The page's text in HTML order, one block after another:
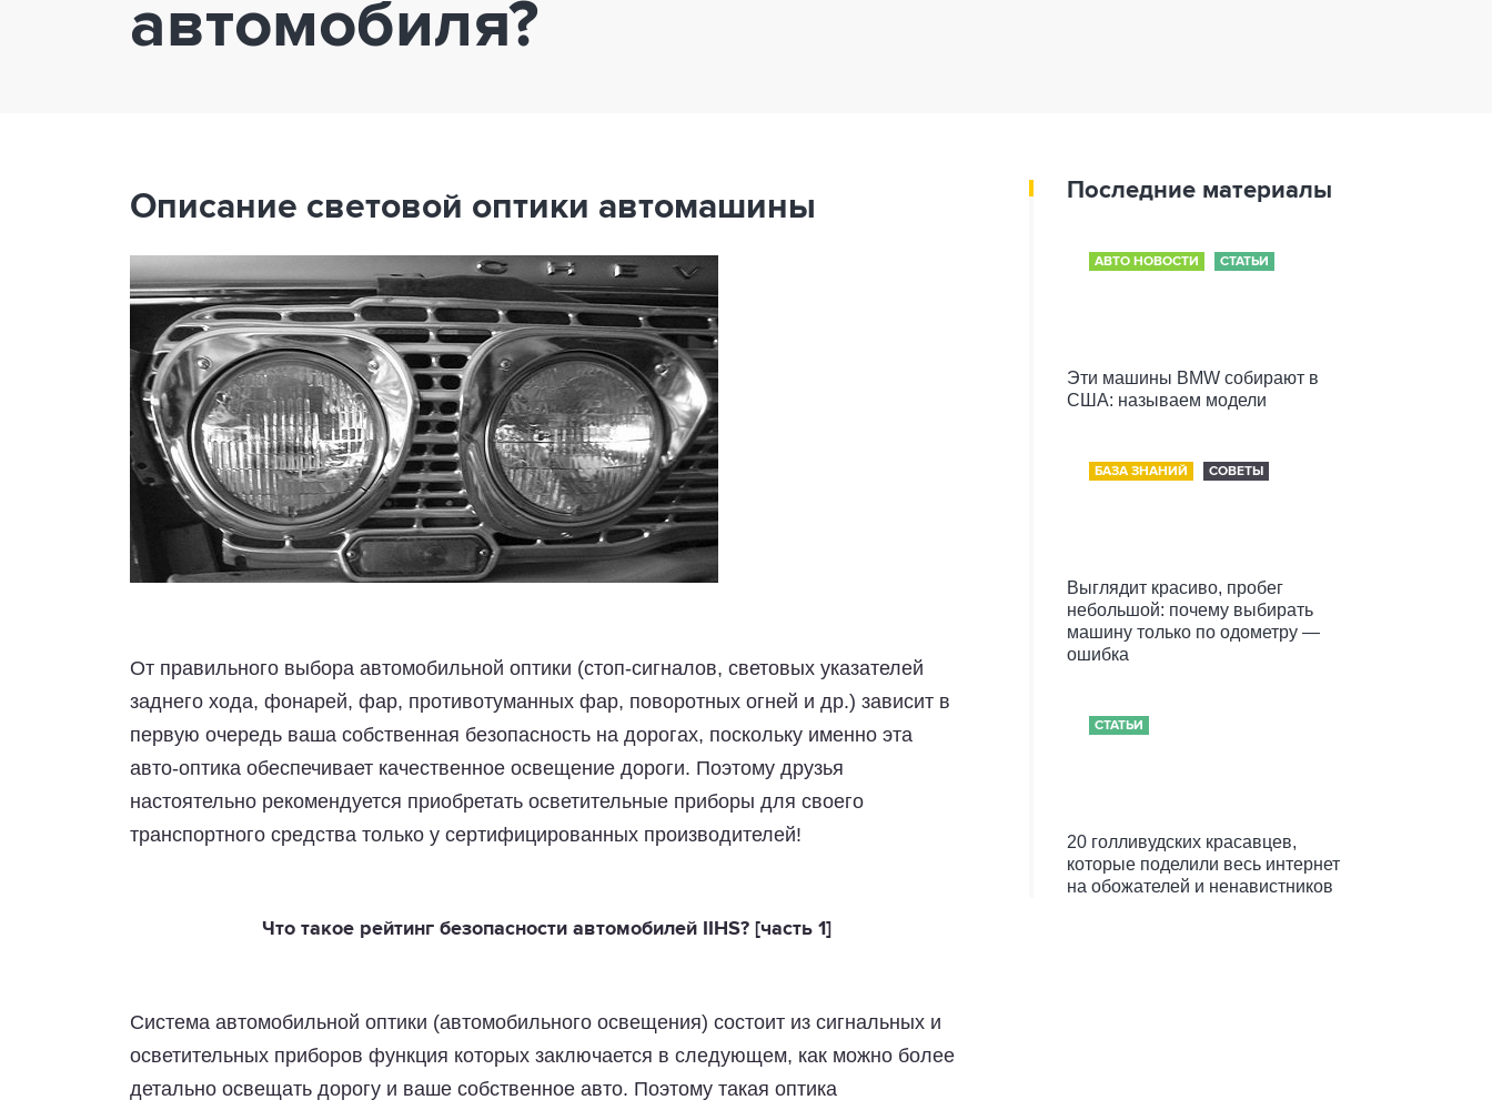
автомобиля?
Описание световой оптики автомашины
От правильного выбора автомобильной оптики (стоп-сигналов, световых указателей
заднего хода, фонарей, фар, противотуманных фар, поворотных огней и др.) зависит в
первую очередь ваша собственная безопасность на дорогах, поскольку именно эта
авто-оптика обеспечивает качественное освещение дороги. Поэтому друзья
настоятельно рекомендуется приобретать осветительные приборы для своего
транспортного средства только у сертифицированных производителей!
Что такое рейтинг безопасности автомобилей IIHS? [часть 1]
Система автомобильной оптики (автомобильного освещения) состоит из сигнальных и
осветительных приборов функция которых заключается в следующем, как можно более
детально освещать дорогу и ваше собственное авто. Поэтому такая оптика
Последние материалы
АВТО НОВОСТИ СТАТЬИ
Эти машины BMW собирают в
США: называем модели
БАЗА ЗНАНИЙ СОВЕТЫ
Выглядит красиво, пробег
небольшой: почему выбирать
машину только по одометру —
ошибка
СТАТЬИ
20 голливудских красавцев,
которые поделили весь интернет
на обожателей и ненавистников